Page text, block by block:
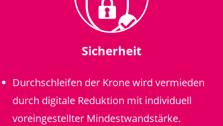
Sicherheit
Durchschleifen der Krone wird vermieden
durch digitale Reduktion mit individuell
voreingestellter Mindestwandstärke.